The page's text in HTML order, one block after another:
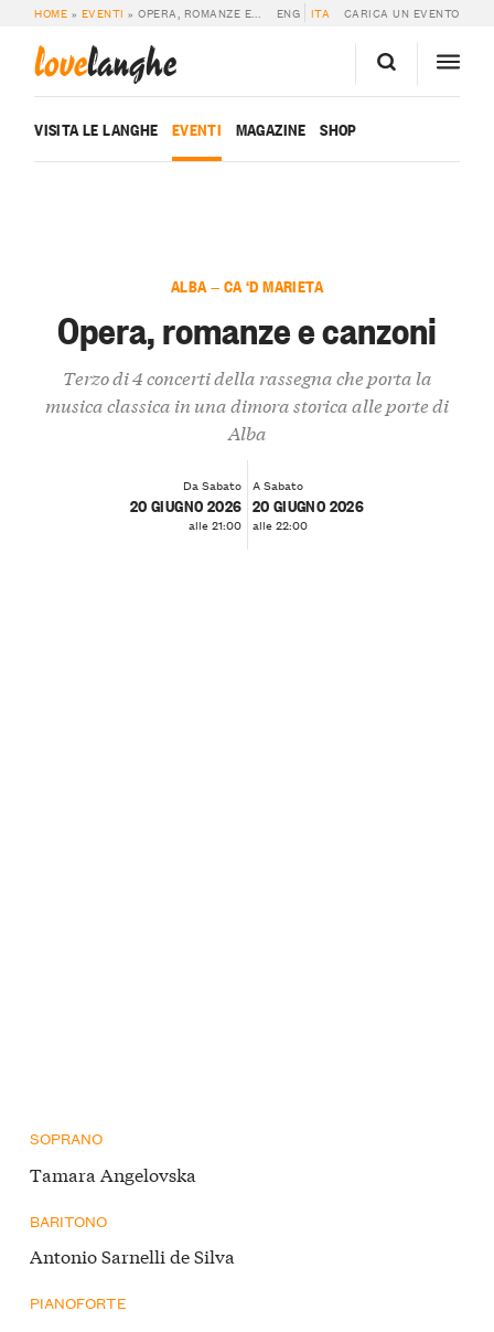
HOME » EVENTI »OPERA, ROMANZE E CANZONI ENG ITA CARICA UN EVENTO
lovelanghe
VISITA LE LANGHE EVENTI MAGAZINE SHOP
ALBA — CA ‘D MARIETA
Opera, romanze e canzoni
Terzo di 4 concerti della rassegna che porta la
musica classica in una dimora storica alle porte di
Alba
Da Sabato
20 GIUGNO 2026
alle 21:00
A Sabato
20 GIUGNO 2026
alle 22:00
SOPRANO
Tamara Angelovska
BARITONO
Antonio Sarnelli de Silva
PIANOFORTE